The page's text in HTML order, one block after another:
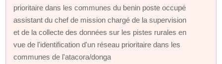
prioritaire dans les communes du benin poste occupé
assistant du chef de mission chargé de la supervision
et de la collecte des données sur les pistes rurales en
vue de l'identification d'un réseau prioritaire dans les
communes de l'atacora/donga